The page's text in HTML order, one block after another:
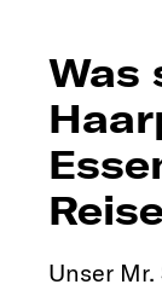
Was
Unser